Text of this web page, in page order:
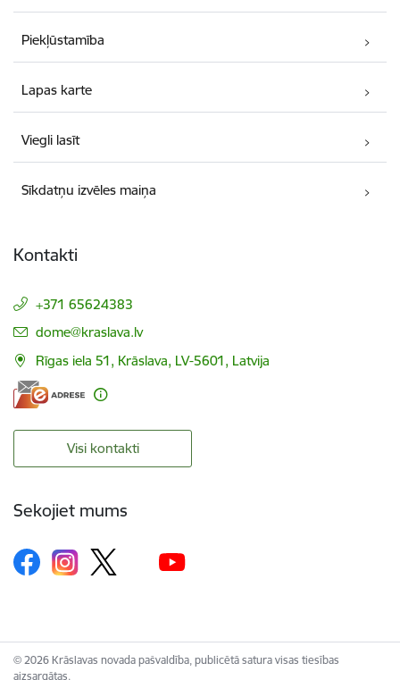
Piekļūstamība
Lapas karte
Viegli lasīt
Sīkdatņu izvēles maiņa
Kontakti
+371 65624383
E-pasts:
dome@kraslava.lv
Rīgas iela 51, Krāslava, LV-5601, Latvija
Visi kontakti
Sekojiet mums
© 2026 Krāslavas novada pašvaldība, publicētā satura visas tiesības
aizsargātas.